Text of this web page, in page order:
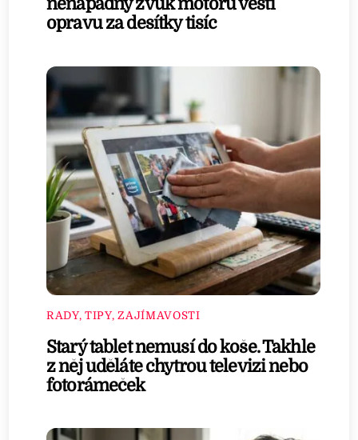
opravu za desítky tisíc
RADY, TIPY, ZAJÍMAVOSTI
Starý tablet nemusí do koše. Takhle
z něj uděláte chytrou televizi nebo
fotorámeček